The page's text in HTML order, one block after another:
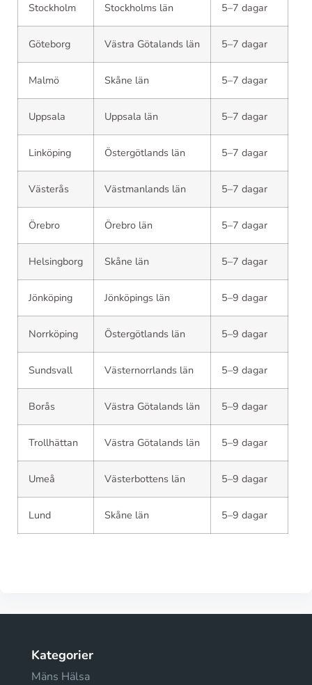
Stockholm Stockholms län 5–7 dagar
Göteborg Västra Götalands län 5–7 dagar
Malmö Skåne län 5–7 dagar
Uppsala Uppsala län 5–7 dagar
Linköping Östergötlands län 5–7 dagar
Västerås Västmanlands län 5–7 dagar
Örebro Örebro län 5–7 dagar
Helsingborg Skåne län 5–7 dagar
Jönköping Jönköpings län 5–9 dagar
Norrköping Östergötlands län 5–9 dagar
Sundsvall Västernorrlands län 5–9 dagar
Borås Västra Götalands län 5–9 dagar
Trollhättan Västra Götalands län 5–9 dagar
Umeå Västerbottens län 5–9 dagar
Lund Skåne län 5–9 dagar
Kategorier
Mäns Hälsa